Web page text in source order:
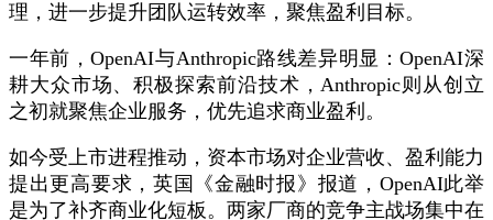
理，进一步提升团队运转效率，聚焦盈利目标。
一年前，OpenAI与Anthropic路线差异明显：OpenAI深
耕大众市场、积极探索前沿技术，Anthropic则从创立
之初就聚焦企业服务，优先追求商业盈利。
如今受上市进程推动，资本市场对企业营收、盈利能力
提出更高要求，英国《金融时报》报道，OpenAI此举
是为了补齐商业化短板。两家厂商的竞争主战场集中在